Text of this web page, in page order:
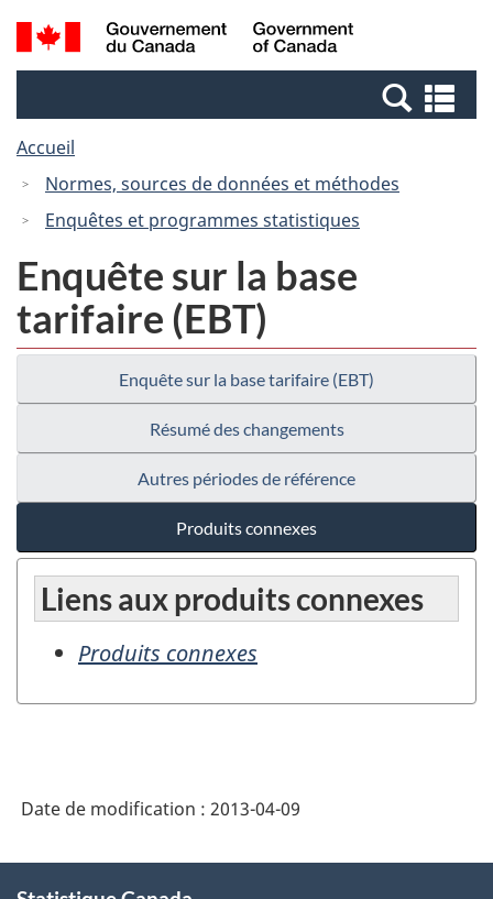
Passer
au
Passer
à
Canada
Recherche
et
et
Accueil
Normes, sources de données et méthodes
Enquêtes et programmes statistiques
Enquête sur la base
tarifaire (EBT)
Enquête sur la base tarifaire (EBT)
Résumé des changements
Autres périodes de référence
Produits connexes
Liens aux produits connexes
Produits connexes
Date de modification : 2013-04-09